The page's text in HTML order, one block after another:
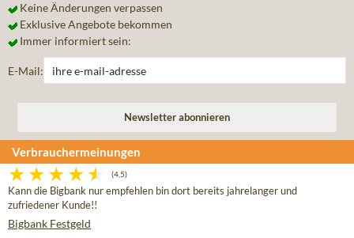
Keine Änderungen verpassen
Exklusive Angebote bekommen
Immer informiert sein:
E-Mail:
Verbrauchermeinungen
(4,5)
Kann die Bigbank nur empfehlen bin dort bereits jahrelanger und
zufriedener Kunde!!
Bigbank Festgeld